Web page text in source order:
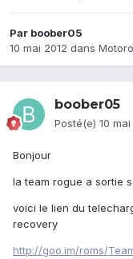
Par boober05
10 mai 2012 dans
boober05
Posté(e) 10 mai
Bonjour
la team rogue a sortie
voici le lien du
recovery
http://goo.im/roms/